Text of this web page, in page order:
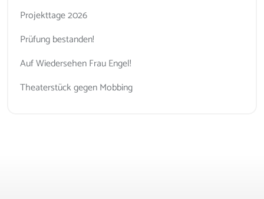
Projekttage 2026
Prüfung bestanden!
Auf Wiedersehen Frau Engel!
Theaterstück gegen Mobbing